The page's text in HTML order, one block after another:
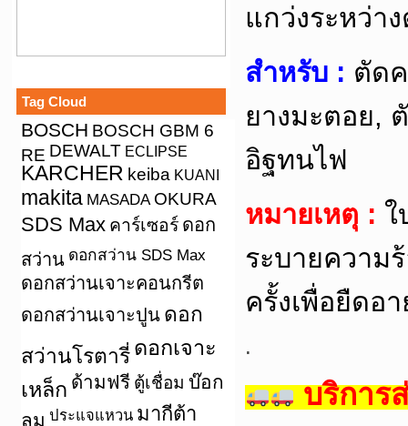
Tag Cloud
BOSCH BOSCH GBM 6
RE DEWALT ECLIPSE
KARCHER keiba KUANI
makita MASADA OKURA
SDS Max คาร์เซอร์ ดอก
สว่าน ดอกสว่าน SDS Max
ดอกสว่านเจาะคอนกรีต
ดอกสว่านเจาะปูน ดอก
สว่านโรตารี่ ดอกเจาะ
เหล็ก ด้ามฟรี ตู้เชื่อม บ๊อก
ลม ประแจแหวน มากีต้า
แกว่งระหว่า
สำหรับ : ตัด
ยางมะตอย,
อิฐทนไฟ
หมายเหตุ : ใ
ระบายความ
ครั้งเพื่อยืดอ
.
บริการ